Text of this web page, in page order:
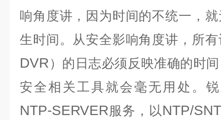
响角度讲，因为时间的不统一，
生时间。从安全影响角度讲，所
DVR ）的日志必须反映准确的时
安全相关工具就会毫无用处。
NTP-SERVER服务，以NTP/